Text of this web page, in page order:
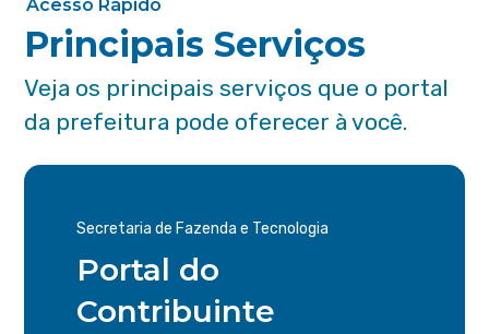
Acesso Rápido
Principais Serviços
Veja os principais serviços que o portal
da prefeitura pode oferecer à você.
Secretaria de Fazenda e Tecnologia
Portal do
Contribuinte